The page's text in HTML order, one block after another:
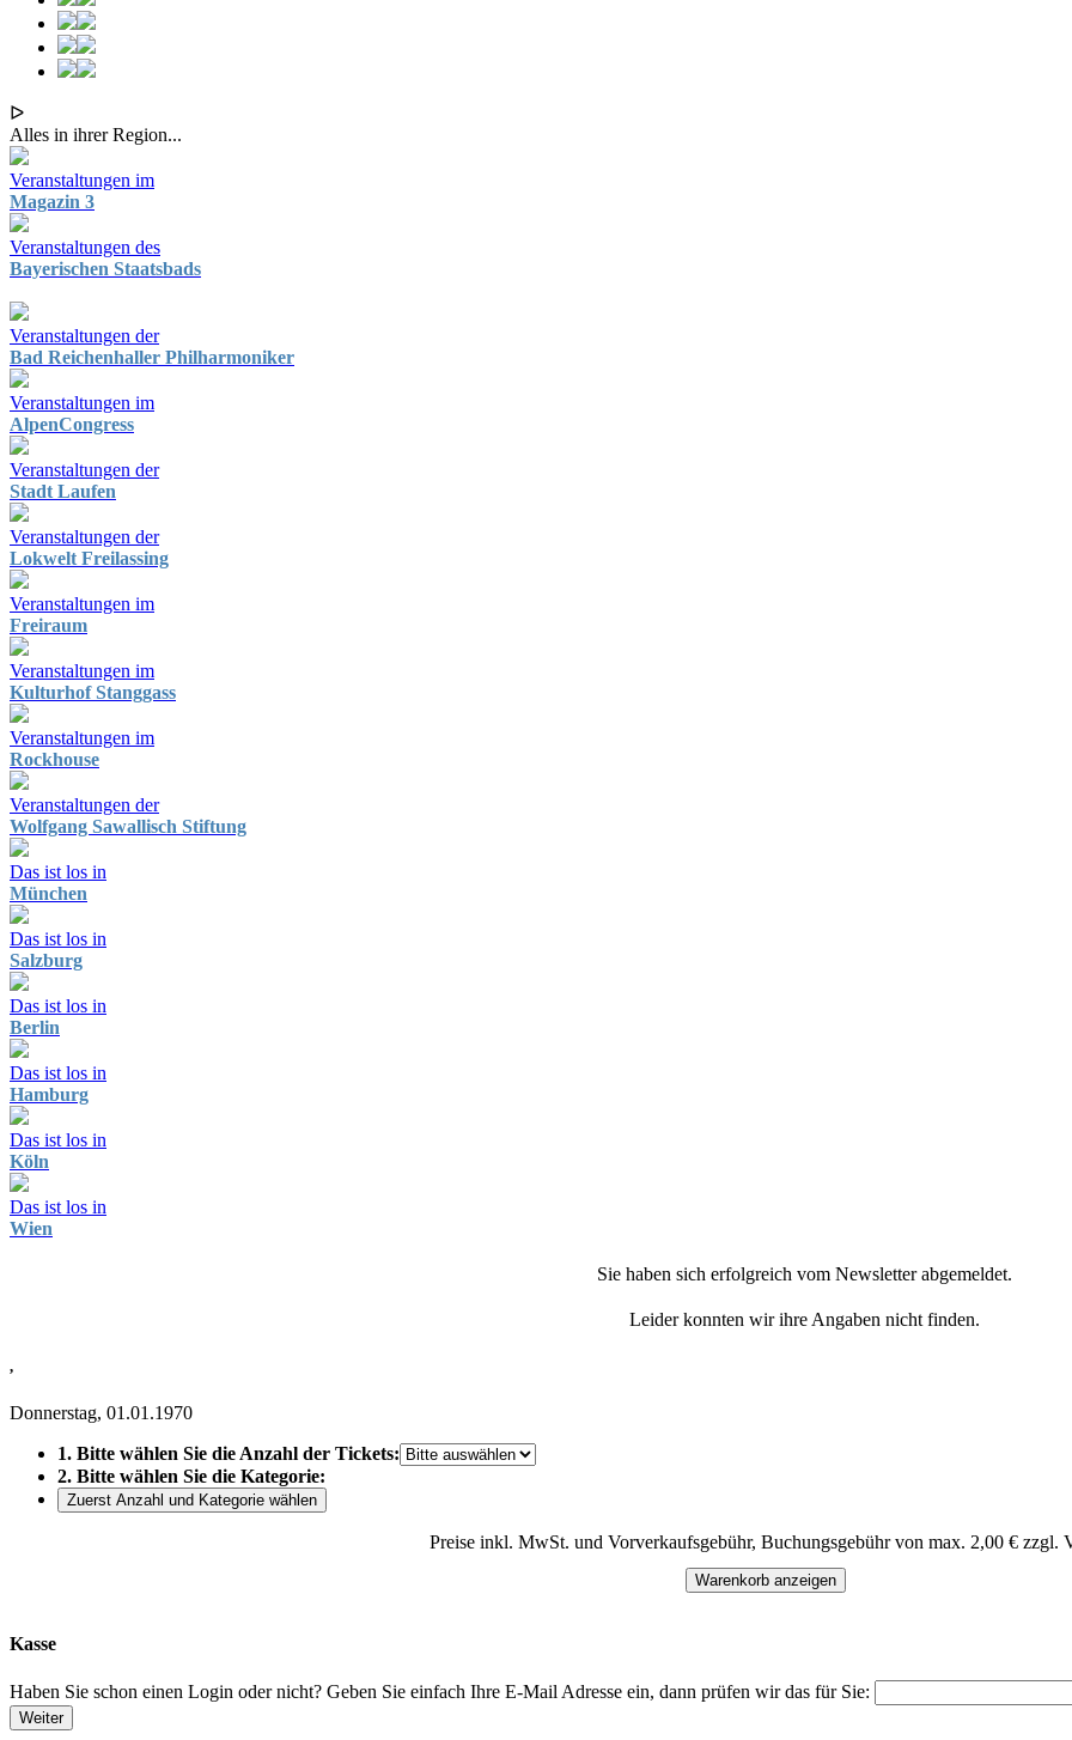
ᐅ
Alles in ihrer Region...
Veranstaltungen im
Magazin 3
Veranstaltungen des
Bayerischen Staatsbads
Veranstaltungen der
Bad Reichenhaller Philharmoniker
Veranstaltungen im
AlpenCongress
Veranstaltungen der
Stadt Laufen
Veranstaltungen der
Lokwelt Freilassing
Veranstaltungen im
Freiraum
Veranstaltungen im
Kulturhof Stanggass
Veranstaltungen im
Rockhouse
Veranstaltungen der
Wolfgang Sawallisch Stiftung
Das ist los in
München
Das ist los in
Salzburg
Das ist los in
Berlin
Das ist los in
Hamburg
Das ist los in
Köln
Das ist los in
Wien
Sie haben sich erfolgreich vom Newsletter abgemeldet.
Leider konnten wir ihre Angaben nicht finden.
,
Donnerstag, 01.01.1970
1. Bitte wählen Sie die Anzahl der Tickets:
2. Bitte wählen Sie die Kategorie:
Zuerst Anzahl und Kategorie wählen
Preise inkl. MwSt. und Vorverkaufsgebühr, Buchungsgebühr von max. 2,00 € zzgl.
Warenkorb anzeigen
Kasse
Haben Sie schon einen Login oder nicht? Geben Sie einfach Ihre E-Mail Adresse ein, dann prüfen wir das für Sie:
Weiter